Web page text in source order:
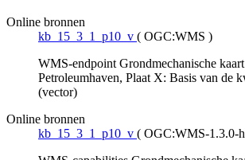
Online bronnen
kb_15_3_1_p10_v ( OGC:WMS )
WMS-endpoint Grondmechanische
Petroleumhaven, Plaat X: Basis van de
(vector)
Online bronnen
kb_15_3_1_p10_v ( OGC:WMS-1.3.0-